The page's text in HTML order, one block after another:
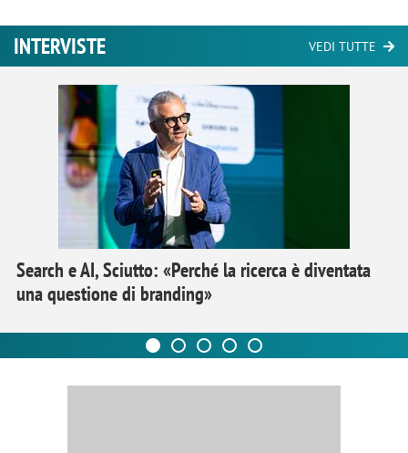
INTERVISTE VEDI TUTTE
Search e AI, Sciutto: «Perché la ricerca è diventata
una questione di branding»